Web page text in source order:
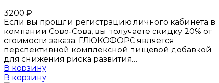
3200 ₽
Если вы прошли регистрацию личного кабинета в
компании Сово-Сова, вы получаете скидку 20% от
стоимости заказа. ГЛЮКОФОРС является
перспективной комплексной пищевой добавкой
для снижения риска развития…
В корзину
В корзину